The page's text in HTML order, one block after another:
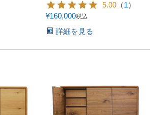
5.00 （1）
¥160,000税込
詳細を見る